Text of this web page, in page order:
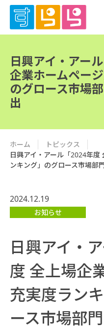
日興アイ・アー
企業ホームペー
のグロース市場
出
ホーム
トピックス
日興アイ・アール「2024年
ンキング」のグロース市場部
2024.12.19
お知らせ
日興アイ・
度 全上場企
充実度ラン
ース市場部